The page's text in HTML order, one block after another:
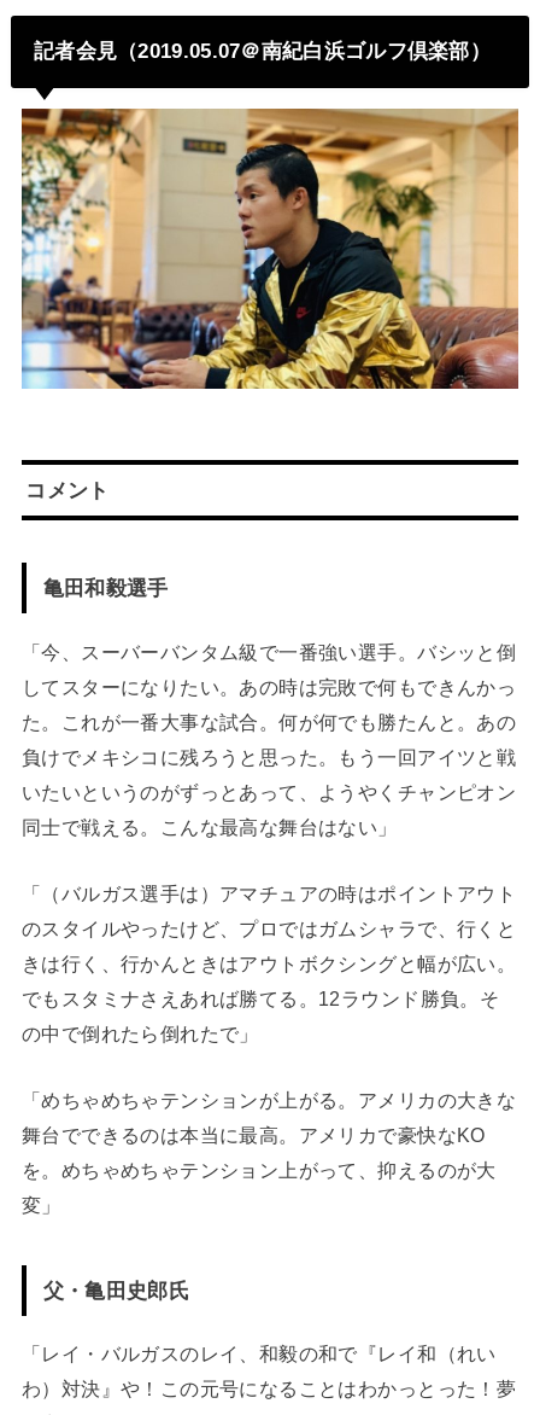
記者会見（2019.05.07＠南紀白浜ゴルフ倶楽部）
コメント
亀田和毅選手
「今、スーバーバンタム級で一番強い選手。バシッと倒
してスターになりたい。あの時は完敗で何もできんかっ
た。これが一番大事な試合。何が何でも勝たんと。あの
負けでメキシコに残ろうと思った。もう一回アイツと戦
いたいというのがずっとあって、ようやくチャンピオン
同士で戦える。こんな最高な舞台はない」
「（バルガス選手は）アマチュアの時はポイントアウト
のスタイルやったけど、プロではガムシャラで、行くと
きは行く、行かんときはアウトボクシングと幅が広い。
でもスタミナさえあれば勝てる。12ラウンド勝負。そ
の中で倒れたら倒れたで」
「めちゃめちゃテンションが上がる。アメリカの大きな
舞台でできるのは本当に最高。アメリカで豪快なKO
を。めちゃめちゃテンション上がって、抑えるのが大
変」
父・亀田史郎氏
「レイ・バルガスのレイ、和毅の和で『レイ和（れい
わ）対決』や！この元号になることはわかっとった！夢